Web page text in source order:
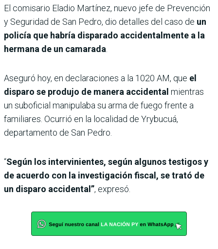
El comisario Eladio Martínez, nuevo jefe de Prevención
y Seguridad de San Pedro, dio detalles del caso de un
policía que habría disparado accidentalmente a la
hermana de un camarada.
Aseguró hoy, en declaraciones a la 1020 AM, que el
disparo se produjo de manera accidental mientras
un suboficial manipulaba su arma de fuego frente a
familiares. Ocurrió en la localidad de Yrybucuá,
departamento de San Pedro.
“Según los intervinientes, según algunos testigos y
de acuerdo con la investigación fiscal, se trató de
un disparo accidental”, expresó.